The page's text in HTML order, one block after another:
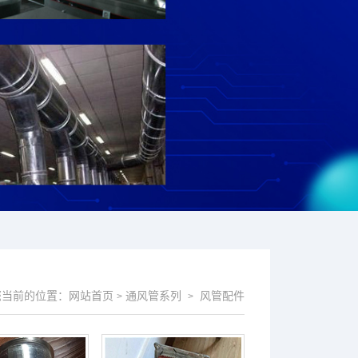
前的位置： 网站首页 > 通风管系列 > 风管配件